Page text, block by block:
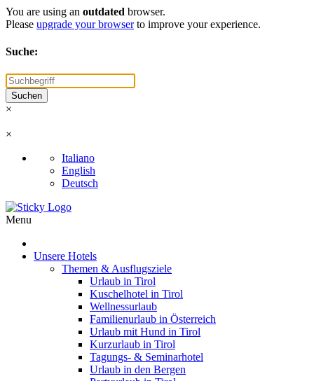
You are using an outdated browser.
Please upgrade your browserto improve your experience.
Suche:
×
×
Italiano
English
Deutsch
Menu
Unsere Hotels
Themen & Ausflugsziele
Urlaub in Tirol
Kuschelhotel in Tirol
Wellnessurlaub
Familienurlaub in Österreich
Urlaub mit Hund in Tirol
Kurzurlaub in Tirol
Tagungs- & Seminarhotel
Urlaub in den Bergen